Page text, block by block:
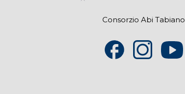
Consorzio Abi Tabiano